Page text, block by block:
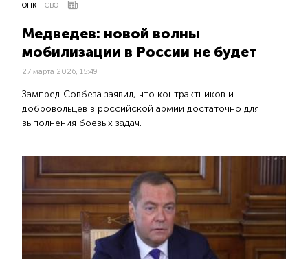
ОПК СВО
Медведев: новой волны
мобилизации в России не будет
27 марта 2026, 15:49
Зампред Совбеза заявил, что контрактников и
добровольцев в российской армии достаточно для
выполнения боевых задач.